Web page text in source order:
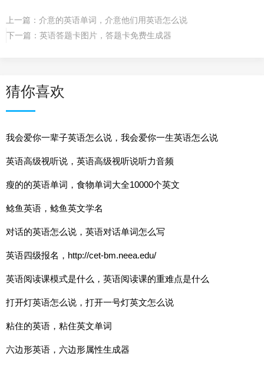
上一篇： 介意的英语单词，介意他们用英语怎么说
下一篇： 英语答题卡图片，答题卡免费生成器
猜你喜欢
我会爱你一辈子英语怎么说，我会爱你一生英语怎么说
英语高级视听说，英语高级视听说听力音频
瘦的的英语单词，食物单词大全10000个英文
鲶鱼英语，鲶鱼英文学名
对话的英语怎么说，英语对话单词怎么写
英语四级报名，http://cet-bm.neea.edu/
英语阅读课模式是什么，英语阅读课的重难点是什么
打开灯英语怎么说，打开一号灯英文怎么说
粘住的英语，粘住英文单词
六边形英语，六边形属性生成器